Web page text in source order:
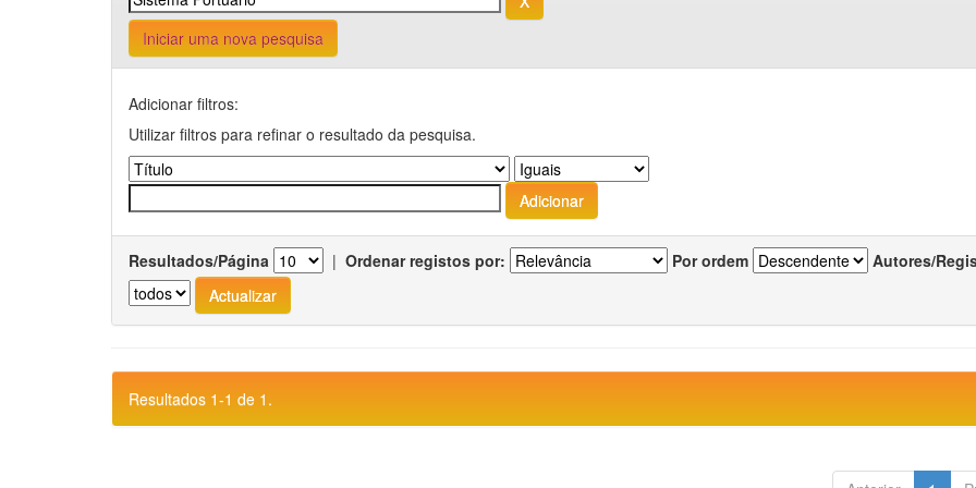
Iniciar uma nova pesquisa
Adicionar filtros:
Utilizar filtros para refinar o resultado da pesquisa.
Resultados/Página | Ordenar registos por: Por ordem Autores/
Resultados 1-1 de 1.